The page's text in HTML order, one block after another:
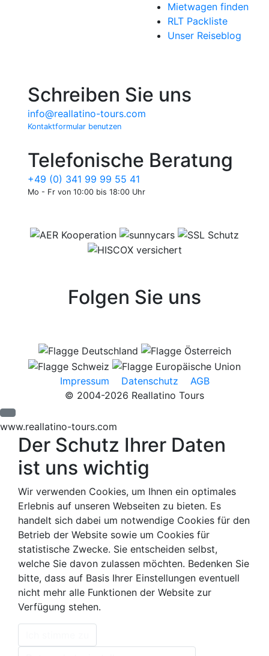
Mietwagen finden
RLT Packliste
Unser Reiseblog
Schreiben Sie uns
info@reallatino-tours.com
Kontaktformular benutzen
Telefonische Beratung
+49 (0) 341 99 99 55 41
Mo - Fr von 10:00 bis 18:00 Uhr
Folgen Sie uns
Impressum Datenschutz
AGB
© 2004-2026 Reallatino Tours
www.reallatino-tours.com
Der Schutz Ihrer Daten
ist uns wichtig
Wir verwenden Cookies, um Ihnen ein optimales
Erlebnis auf unseren Webseiten zu bieten. Es
handelt sich dabei um notwendige Cookies für den
Betrieb der Website sowie um Cookies für
statistische Zwecke. Sie entscheiden selbst,
welche Sie davon zulassen möchten. Bedenken Sie
bitte, dass auf Basis Ihrer Einstellungen eventuell
nicht mehr alle Funktionen der Website zur
Verfügung stehen.